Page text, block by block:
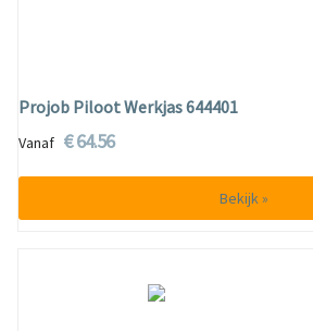
Projob Piloot Werkjas 644401
Vanaf € 64.56
Bekijk »